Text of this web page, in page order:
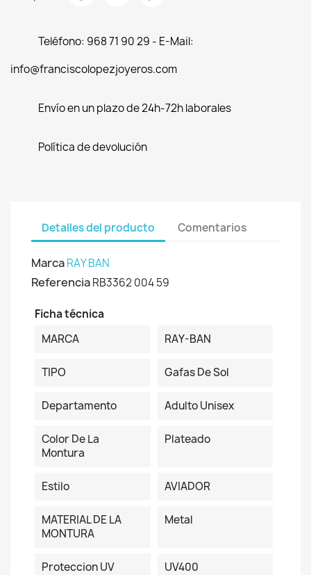
Teléfono: 968 71 90 29 - E-Mail:
info@franciscolopezjoyeros.com
Envío en un plazo de 24h-72h laborales
Política de devolución
Detalles del producto Comentarios
MarcaRAY BAN
ReferenciaRB3362 004 59
Ficha técnica
MARCA
RAY-BAN
TIPO Gafas De Sol
Departamento Adulto Unisex
Color De La
Montura
Plateado
Estilo AVIADOR
MATERIAL DE LA
MONTURA
Metal
Proteccion UV UV400